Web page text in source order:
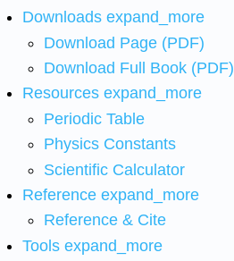
Downloads expand_more
Download Page (PDF)
Download Full Book (PDF)
Resources expand_more
Periodic Table
Physics Constants
Scientific Calculator
Reference expand_more
Reference & Cite
Tools expand_more